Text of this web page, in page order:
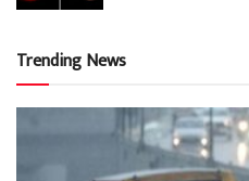
Trending News